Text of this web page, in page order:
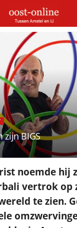
om zijn BIGS
BIGS
noemde hij
vertrok op
te zien.
inschrijving accepteer
privacyverklaring.